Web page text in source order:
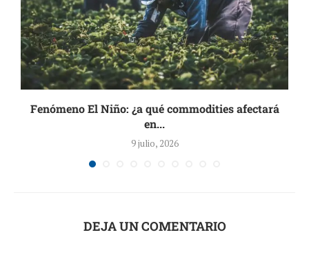
Fenómeno El Niño: ¿a qué commodities afectará
en...
9 julio, 2026
DEJA UN COMENTARIO